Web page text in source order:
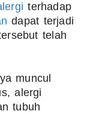
terhadap
dapat terjadi
telah
muncul
alergi
tubuh